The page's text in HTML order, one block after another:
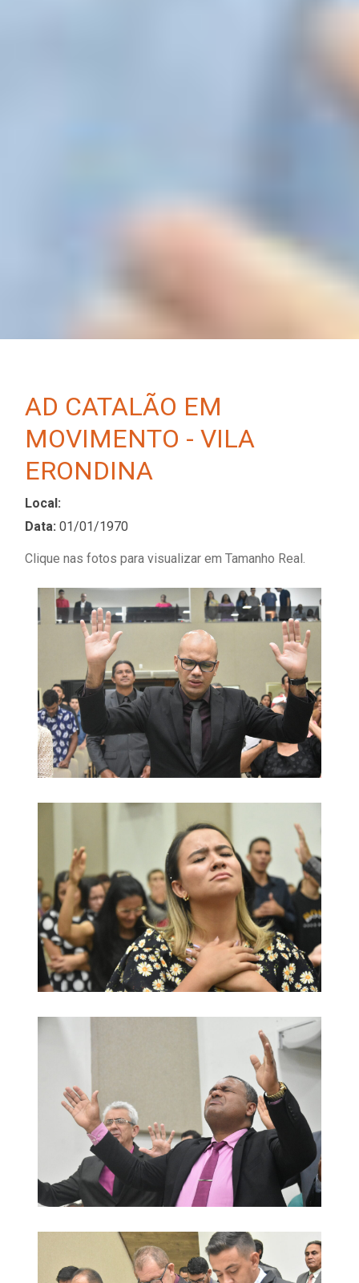
AD CATALÃO EM
MOVIMENTO - VILA
ERONDINA
Local:
Data: 01/01/1970
Clique nas fotos para visualizar em Tamanho Real.